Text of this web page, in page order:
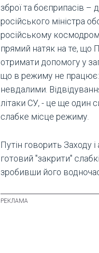
зброї та боєприпасів –
російського міністра
російському
прямий натяк на те, що
отримати допомогу у
що в режиму не працює:
невдалими.
літаки СУ, - це ще один
слабке місце режиму.
Путін говорить Заходу
готовий "закрити"
зробивши його